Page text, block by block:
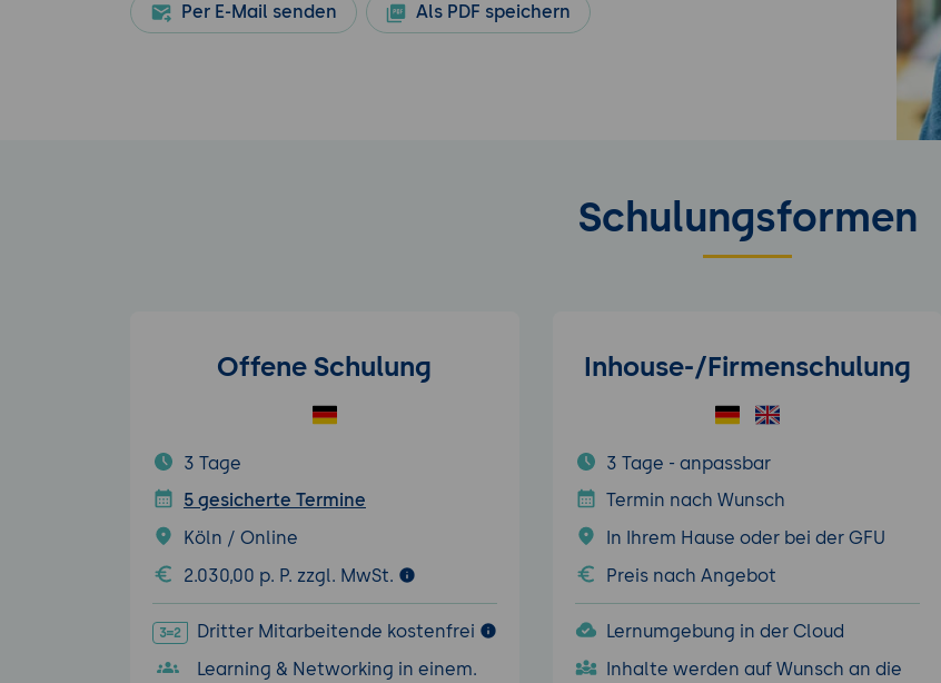
Per E-Mail senden Als PDF speichern
Schulungsformen
Offene Schulung
3 Tage
5 gesicherte Termine
Köln / Online
2.030,00 p. P. zzgl. MwSt.
Dritter Mitarbeitende kostenfrei
Learning & Networking in einem.
Inhouse-/Firmenschulung
3 Tage - anpassbar
Termin nach Wunsch
In Ihrem Hause oder bei der GFU
Preis nach Angebot
Lernumgebung in der Cloud
Inhalte werden auf Wunsch an die